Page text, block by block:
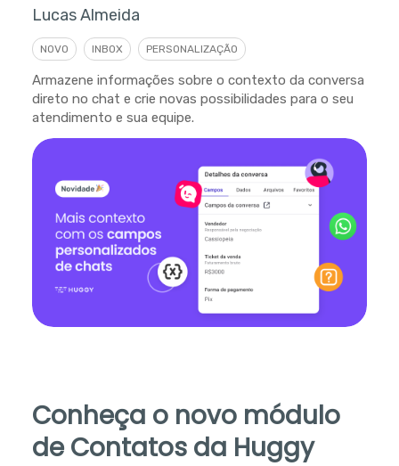
Lucas Almeida
NOVO INBOX PERSONALIZAÇÃO
Armazene informações sobre o contexto da conversa
direto no chat e crie novas possibilidades para o seu
atendimento e sua equipe.
Conheça o novo módulo
de Contatos da Huggy